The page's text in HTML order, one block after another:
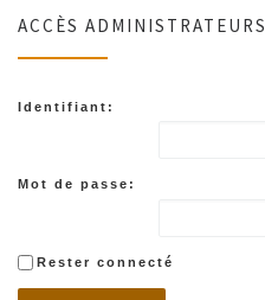
ACCÈS ADMINISTRATEURS
Identifiant:
Mot de passe:
Rester connecté